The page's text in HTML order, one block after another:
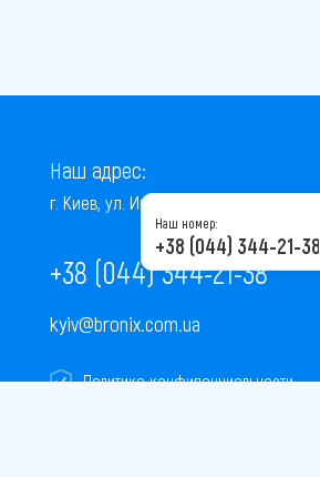
Наш адрес:
г. Киев, ул. Институтская, 22/7, оф. 41
+38 (044) 344-21-38
kyiv@bronix.com.ua
Политика конфиденциальности
Наш номер:
+38 (044) 344-21-38